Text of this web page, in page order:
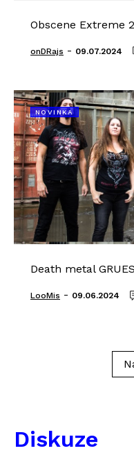
Obscene Extreme
onDRajs - 09.07.2024
NOVINKA
Death metal
LooMis - 09.06.2024
Diskuze